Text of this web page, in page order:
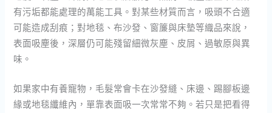
有污垢都能處理的萬能工具。對某些材質而言，吸頭不合適
可能造成刮痕；對地毯、布沙發、窗簾與床墊等織品來說，
表面吸塵後，深層仍可能殘留細微灰塵、皮屑、過敏原與異
味。
如果家中有養寵物，毛髮常會卡在沙發縫、床邊、踢腳板邊
緣或地毯纖維內，單靠表面吸一次常常不夠。若只是把看得